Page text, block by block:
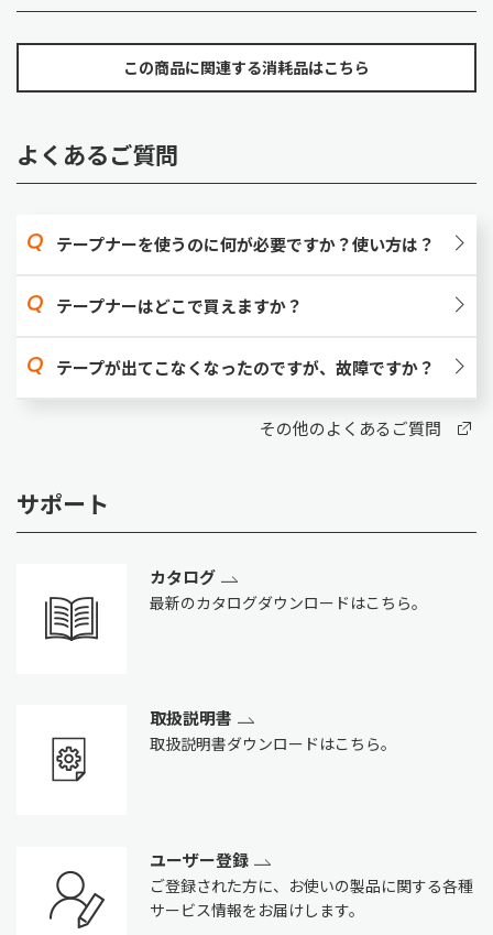
この商品に関連する消耗品はこちら
よくあるご質問
テープナーを使うのに何が必要ですか？使い方は？
テープナーはどこで買えますか？
テープが出てこなくなったのですが、故障ですか？
その他のよくあるご質問
サポート
カタログ
最新のカタログダウンロードはこちら。
取扱説明書
取扱説明書ダウンロードはこちら。
ユーザー登録
ご登録された方に、お使いの製品に関する各種
サービス情報をお届けします。